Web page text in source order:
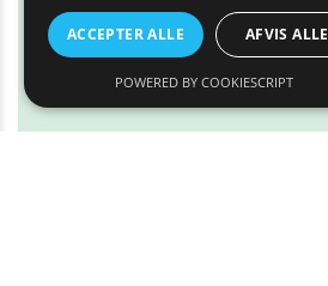
ACCEPTER ALLE AFVIS ALLE
POWERED BY COOKIESCRIPT